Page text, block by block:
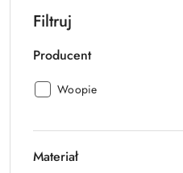
Filtruj
Producent
Producent:
Woopie
Materiał